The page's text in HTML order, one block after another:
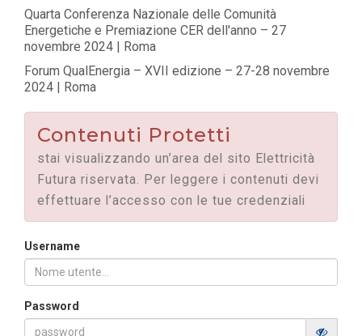
Quarta Conferenza Nazionale delle Comunità
Energetiche e Premiazione CER dell'anno – 27
novembre 2024 | Roma
Forum QualEnergia – XVII edizione – 27-28 novembre
2024 | Roma
Contenuti Protetti
stai visualizzando un’area del sito Elettricità
Futura riservata. Per leggere i contenuti devi
effettuare l’accesso con le tue credenziali
Username
Password